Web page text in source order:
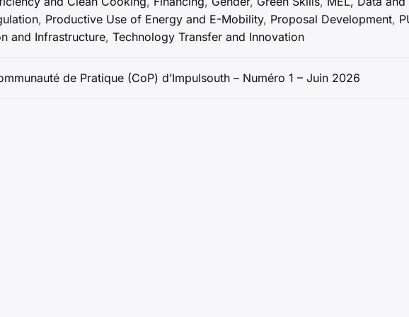
, Productive Use of Energy and E-Mobility, Proposal Development,
and Infrastructure, Technology Transfer and Innovation
de Pratique (CoP) d’Impulsouth – Numéro 1 – Juin 2026